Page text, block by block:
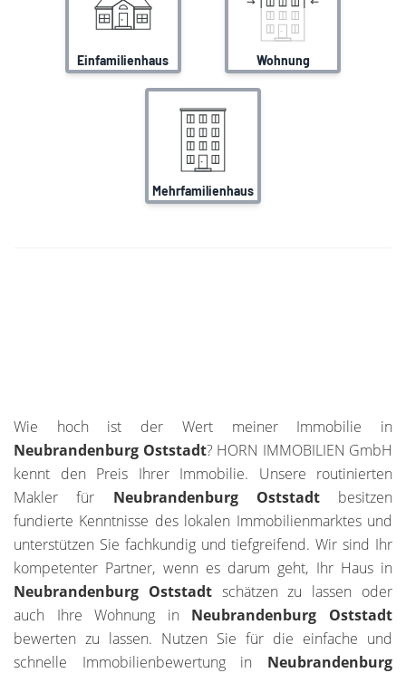
Wie hoch ist der Wert meiner Immobilie in
Neubrandenburg Oststadt? HORN IMMOBILIEN GmbH
kennt den Preis Ihrer Immobilie. Unsere routinierten
Makler für Neubrandenburg Oststadtbesitzen
fundierte Kenntnisse des lokalen Immobilienmarktes und
unterstützen Sie fachkundig und tiefgreifend. Wir sind Ihr
kompetenter Partner, wenn es darum geht, Ihr Haus in
Neubrandenburg Oststadtschätzen zu lassen oder
auch Ihre Wohnung in Neubrandenburg Oststadt
bewerten zu lassen. Nutzen Sie für die einfache und
schnelle Immobilienbewertung in Neubrandenburg